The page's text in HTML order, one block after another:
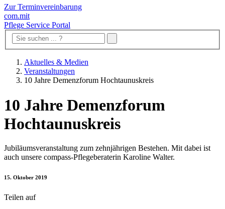
Zur Terminvereinbarung
com.mit
Pflege Service Portal
Aktuelles & Medien
Veranstaltungen
10 Jahre Demenzforum Hochtaunuskreis
10 Jahre Demenzforum
Hochtaunuskreis
Jubiläumsveranstaltung zum zehnjährigen Bestehen. Mit dabei ist
auch unsere compass-Pflegeberaterin Karoline Walter.
15. Oktober 2019
Teilen auf